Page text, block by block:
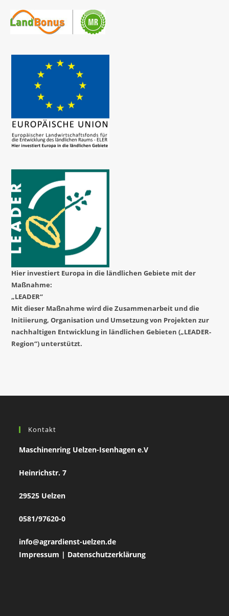
Hier investiert Europa in die ländlichen Gebiete mit der
Maßnahme:
„LEADER“
Mit dieser Maßnahme wird die Zusammenarbeit und die
Initiierung, Organisation und Umsetzung von Projekten zur
nachhaltigen Entwicklung in ländlichen Gebieten („LEADER-
Region“) unterstützt.
Kontakt
Maschinenring Uelzen-Isenhagen e.V
Heinrichstr. 7
29525 Uelzen
0581/97620-0
info@agrardienst-uelzen.de
Impressum | Datenschutzerklärung